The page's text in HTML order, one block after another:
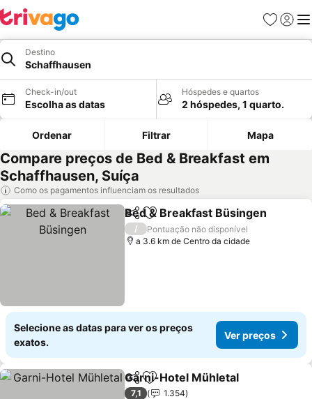
Favoritos
Iniciar
Destino
Schaffhausen
Check-in/out
Escolha as datas
Hóspedes e quartos
2 hóspedes, 1 quarto.
Ordenar Filtrar Mapa
Compare preços de Bed & Breakfast em
Schaffhausen, Suíça
Como os pagamentos influenciam os resultados
PartilharAdicionar aos favoritos
Bed & Breakfast Büsingen
/
Pontuação não disponível
a 3.6 km de Centro da cidade
Selecione as datas para ver os preços
exatos.
Ver preços
PartilharAdicionar aos favoritos
Garni-Hotel Mühletal
7,1
1.354